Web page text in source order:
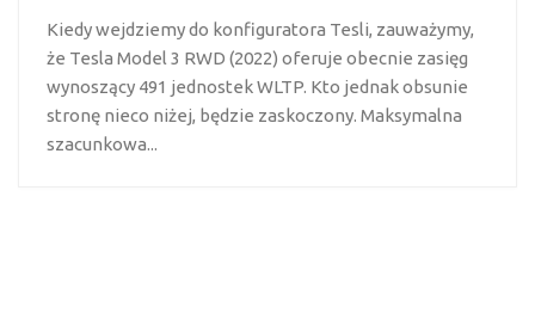
Kiedy wejdziemy do konfiguratora Tesli, zauważymy,
że Tesla Model 3 RWD (2022) oferuje obecnie zasięg
wynoszący 491 jednostek WLTP. Kto jednak obsunie
stronę nieco niżej, będzie zaskoczony. Maksymalna
szacunkowa...